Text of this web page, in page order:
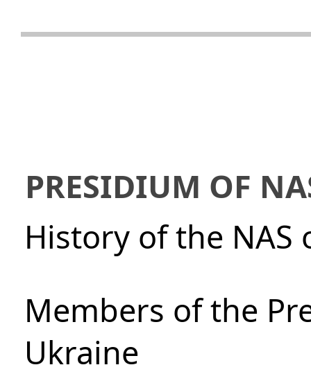
PRESIDIUM OF
History of the NAS
Members of the
Ukraine